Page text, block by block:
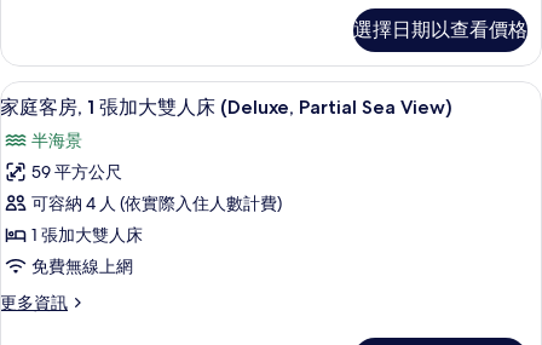
所
有
相
片
的
詳
情
加
大
雙
人
床,
泳
池
景
觀
客
房,
1
張
加
大
人
床,
泳
池
景
選擇日期以查看價格
顯
示
家
庭
客
房,
張
客房內保險箱、書桌、遮光布/窗簾、
3
家庭客房, 1 張加大雙人床 (Deluxe, Partial Sea View)
半海景
59 平方公尺
可容納 4 人 (依實際入住人數計費)
1 張加大雙人床
免費無線上網
更多資訊
更